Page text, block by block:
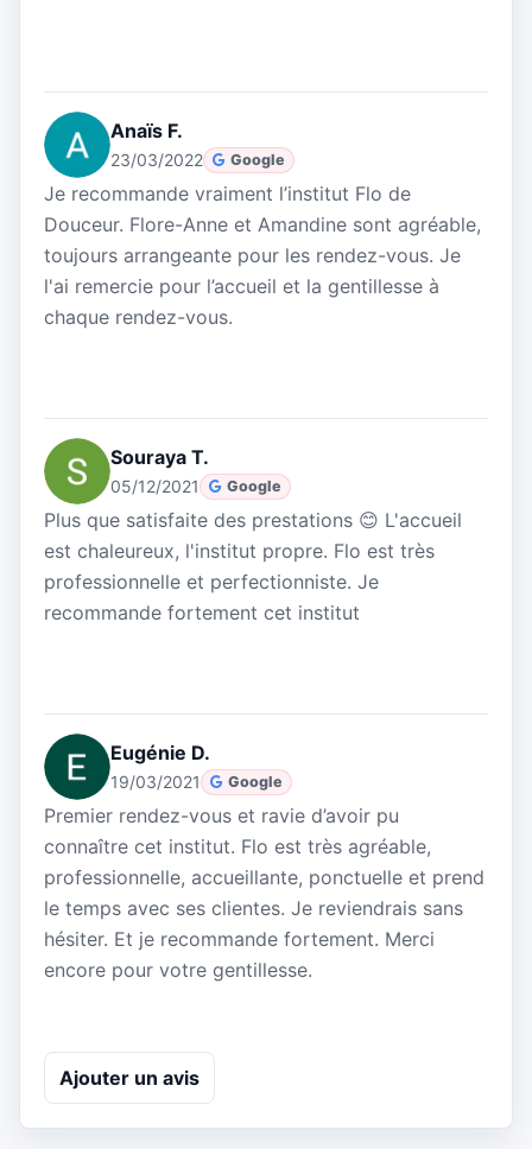
Anaïs F.
23/03/2022 Google
Je recommande vraiment l’institut Flo de
Douceur. Flore-Anne et Amandine sont agréable,
toujours arrangeante pour les rendez-vous. Je
l'ai remercie pour l’accueil et la gentillesse à
chaque rendez-vous.
Souraya T.
05/12/2021 Google
Plus que satisfaite des prestations 😊 L'accueil
est chaleureux, l'institut propre. Flo est très
professionnelle et perfectionniste. Je
recommande fortement cet institut
Eugénie D.
19/03/2021 Google
Premier rendez-vous et ravie d’avoir pu
connaître cet institut. Flo est très agréable,
professionnelle, accueillante, ponctuelle et prend
le temps avec ses clientes. Je reviendrais sans
hésiter. Et je recommande fortement. Merci
encore pour votre gentillesse.
Ajouter un avis